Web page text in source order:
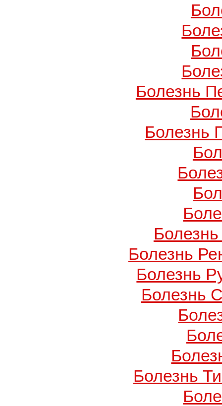
Болезнь
Болезнь
Болезнь
Болезнь
Болезнь
Болезнь